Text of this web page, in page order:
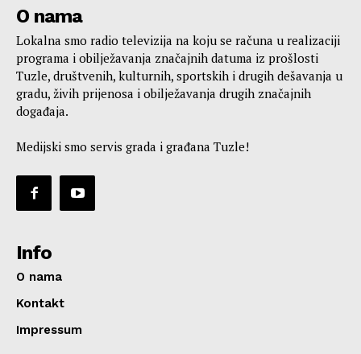
O nama
Lokalna smo radio televizija na koju se računa u realizaciji
programa i obilježavanja značajnih datuma iz prošlosti
Tuzle, društvenih, kulturnih, sportskih i drugih dešavanja u
gradu, živih prijenosa i obilježavanja drugih značajnih
događaja.
Medijski smo servis grada i građana Tuzle!
Info
O nama
Kontakt
Impressum